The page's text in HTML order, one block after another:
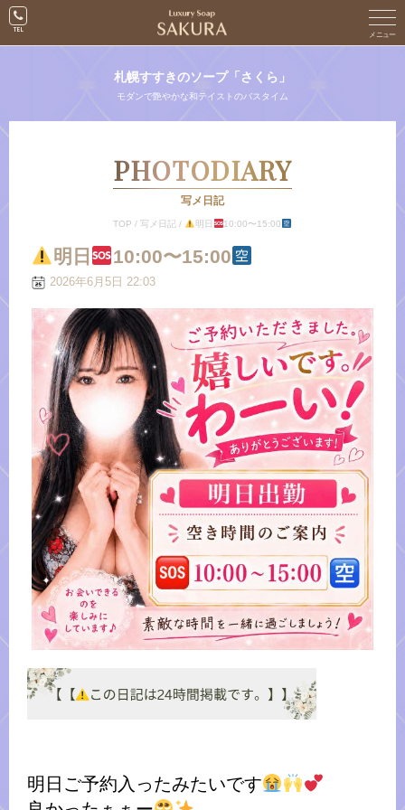
札幌すすきのソープ「さくら」
モダンで艶やかな和テイストのバスタイム
PHOTODIARY
写メ日記
TOP /写メ日記 / 明日 10:00〜15:00
明日 10:00〜15:00
2026年6月5日 22:03
明日ご予約入ったみたいです